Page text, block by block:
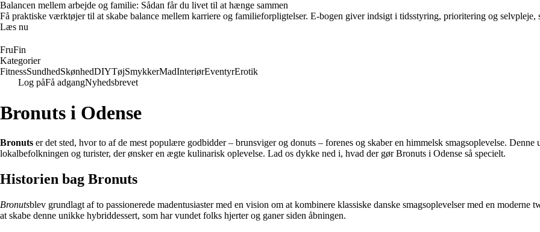
Balancen mellem arbejde og familie: Sådan får du livet til at hænge sammen
Få praktiske værktøjer til at skabe balance mellem karriere og familieforpligtelser. E-bogen giver indsigt i tidsstyring, prioritering og
Læs nu
FruFin
Kategorier
FitnessSundhedSkønhedDIYTøjSmykkerMadInteriørEventyrErotik
Log påFå adgangNyhedsbrevet
Bronuts i Odense
Bronuts er det sted, hvor to af de mest populære godbidder – brunsviger og donuts – forenes og skaber en himmelsk smagsoplevelse.
lokalbefolkningen og turister, der ønsker en ægte kulinarisk oplevelse. Lad os dykke ned i, hvad der gør Bronuts i Odense så specielt.
Historien bag Bronuts
Bronutsblev grundlagt af to passionerede madentusiaster med en vision om at kombinere klassiske danske smagsoplevelser med en
at skabe denne unikke hybriddessert, som har vundet folks hjerter og ganer siden åbningen.